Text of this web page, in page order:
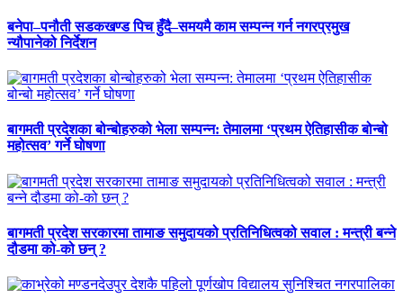
बनेपा–पनौती सडकखण्ड पिच हुँदै–समयमै काम सम्पन्न गर्न नगरप्रमुख
न्यौपानेको निर्देशन
बागमती प्रदेशका बोन्बोहरुको भेला सम्पन्न: तेमालमा ‘प्रथम ऐतिहासीक बोन्बो
महोत्सव’ गर्ने घोषणा
बागमती प्रदेश सरकारमा तामाङ समुदायको प्रतिनिधित्वको सवाल : मन्त्री बन्ने
दौडमा को‐को छन् ?